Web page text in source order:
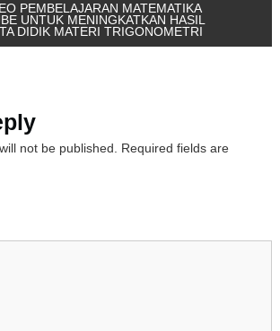
PEMBELAJARAN MATEMATIKA
UNTUK MENINGKATKAN HASIL
DIDIK MATERI TRIGONOMETRI
not be published.
Required fields are